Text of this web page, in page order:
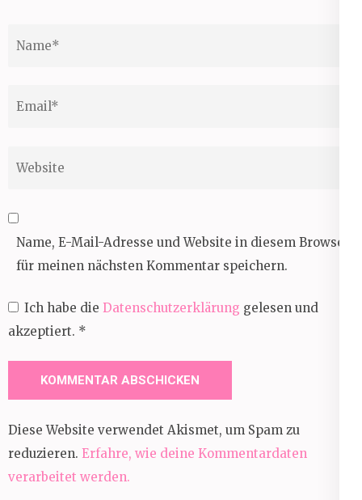
Name, E-Mail-Adresse und Website in diesem Browser
für meinen nächsten Kommentar speichern.
Ich habe die Datenschutzerklärung gelesen und
akzeptiert. *
Diese Website verwendet Akismet, um Spam zu
reduzieren. Erfahre, wie deine Kommentardaten
verarbeitet werden.